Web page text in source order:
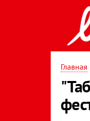
Главная